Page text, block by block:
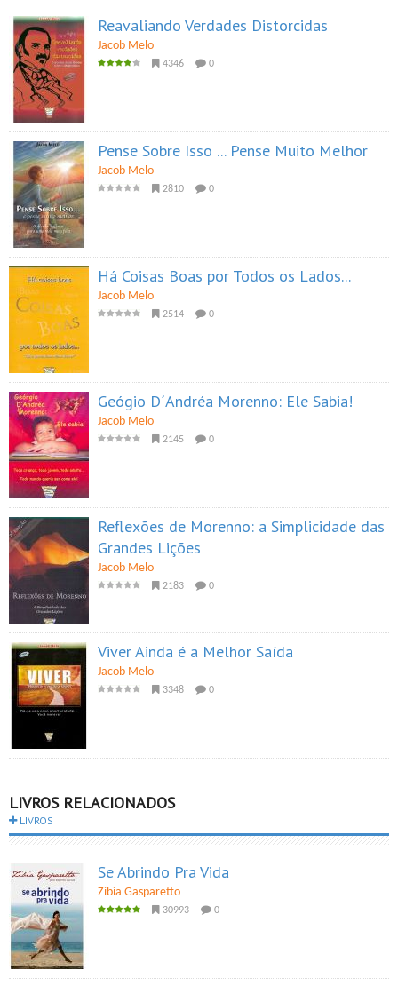
Reavaliando Verdades Distorcidas
Jacob Melo
4346 0
Pense Sobre Isso ... Pense Muito Melhor
Jacob Melo
2810 0
Há Coisas Boas por Todos os Lados...
Jacob Melo
2514 0
Geógio D´Andréa Morenno: Ele Sabia!
Jacob Melo
2145 0
Reflexões de Morenno: a Simplicidade das
Grandes Lições
Jacob Melo
2183 0
Viver Ainda é a Melhor Saída
Jacob Melo
3348 0
LIVROS RELACIONADOS
LIVROS
Se Abrindo Pra Vida
Zibia Gasparetto
30993 0